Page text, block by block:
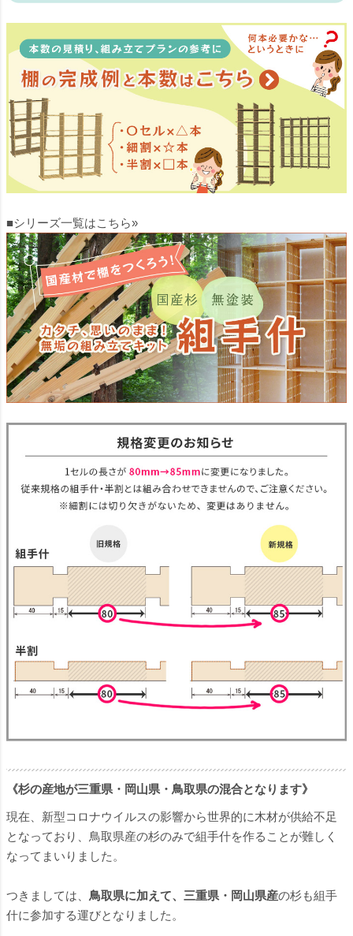
■シリーズ一覧はこちら»
《杉の産地が三重県・岡山県・鳥取県の混合となります》
現在、新型コロナウイルスの影響から世界的に木材が供給不足
となっており、鳥取県産の杉のみで組手什を作ることが難しく
なってまいりました。
つきましては、 鳥取県に加えて、三重県・岡山県産の杉も組手
什に参加する運びとなりました。